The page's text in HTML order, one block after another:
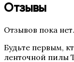
Отзывы
Отзывов пока нет.
Будьте первым,
ленточной пилы